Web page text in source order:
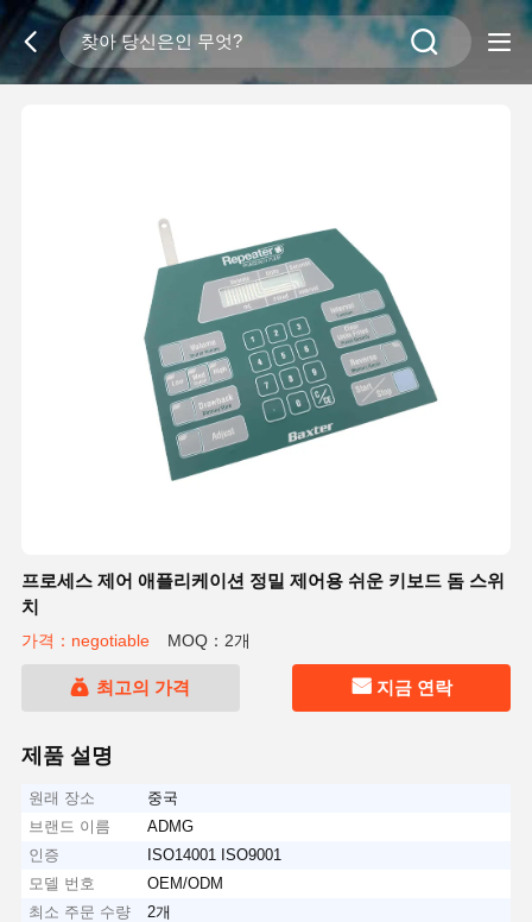
프로세스 제어 애플리케이션 정밀 제어용 쉬운 키보드 돔 스위
치
가격：negotiable MOQ：2개
최고의 가격 지금 연락
제품 설명
원래 장소
중국
브랜드 이름
ADMG
인증
ISO14001 ISO9001
모델 번호
OEM/ODM
최소 주문 수량
2개